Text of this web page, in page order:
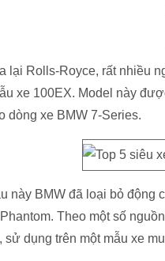
lại Rolls-Royce, rất nhiều
xe 100EX. Model này
dòng xe BMW 7-Series.
này BMW đã loại bỏ động
Theo một số
sử dụng trên một mẫu xe